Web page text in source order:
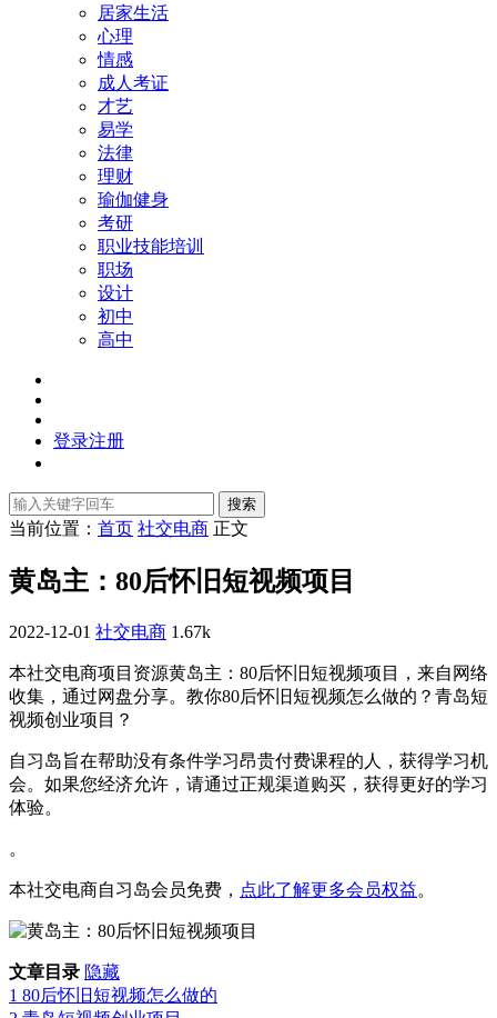
居家生活
心理
情感
成人考证
才艺
易学
法律
理财
瑜伽健身
考研
职业技能培训
职场
设计
初中
高中
登录注册
搜索
当前位置： 首页 社交电商 正文
黄岛主：80后怀旧短视频项目
2022-12-01 社交电商 1.67k
本社交电商项目资源黄岛主：80后怀旧短视频项目，来自网络
收集，通过网盘分享。教你80后怀旧短视频怎么做的？青岛短
视频创业项目？
自习岛旨在帮助没有条件学习昂贵付费课程的人，获得学习机
会。如果您经济允许，请通过正规渠道购买，获得更好的学习
体验。
。
本社交电商自习岛会员免费， 点此了解更多会员权益。
文章目录 隐藏
1 80后怀旧短视频怎么做的